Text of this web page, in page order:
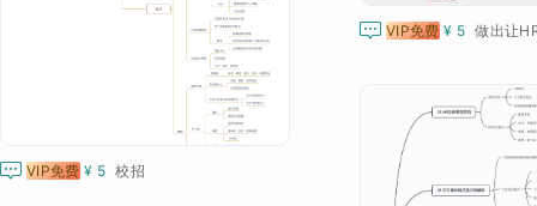
 VIP免费 ¥ 5 校招
 VIP免费 ¥ 5 做出让